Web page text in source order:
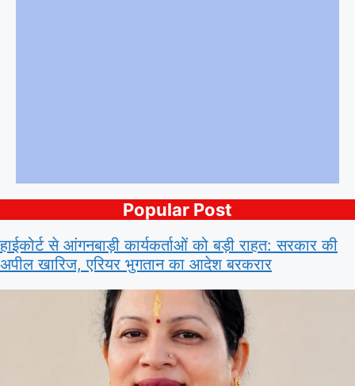
Popular Post
हाईकोर्ट से आंगनबाड़ी कार्यकर्ताओं को बड़ी राहत: सरकार की
अपील खारिज, एरियर भुगतान का आदेश बरकरार